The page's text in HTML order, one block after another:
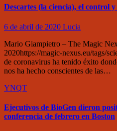
Descartes (la ciencia), el control
6 de abril de 2020 Lucia
Mario Giampietro – The Magic
2020https://magic-nexus.eu/tags/
de coronavirus ha tenido éxito
nos ha hecho conscientes de las…
YNQT
Ejecutivos de BioGen dieron
conferencia de febrero en Boston